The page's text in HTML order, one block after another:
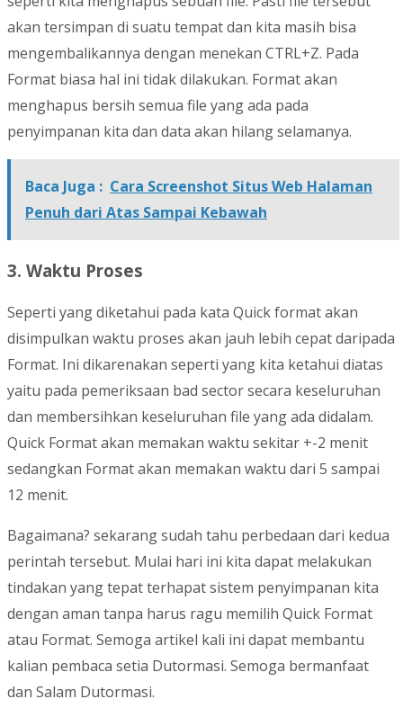
akan tersimpan di suatu tempat dan kita masih bisa
mengembalikannya dengan menekan CTRL+Z. Pada
Format biasa hal ini tidak dilakukan. Format akan
menghapus bersih semua file yang ada pada
penyimpanan kita dan data akan hilang selamanya.
Baca Juga : Cara Screenshot Situs Web Halaman
Penuh dari Atas Sampai Kebawah
3. Waktu Proses
Seperti yang diketahui pada kata Quick format akan
disimpulkan waktu proses akan jauh lebih cepat daripada
Format. Ini dikarenakan seperti yang kita ketahui diatas
yaitu pada pemeriksaan bad sector secara keseluruhan
dan membersihkan keseluruhan file yang ada didalam.
Quick Format akan memakan waktu sekitar +-2 menit
sedangkan Format akan memakan waktu dari 5 sampai
12 menit.
Bagaimana? sekarang sudah tahu perbedaan dari kedua
perintah tersebut. Mulai hari ini kita dapat melakukan
tindakan yang tepat terhapat sistem penyimpanan kita
dengan aman tanpa harus ragu memilih Quick Format
atau Format. Semoga artikel kali ini dapat membantu
kalian pembaca setia Dutormasi. Semoga bermanfaat
dan Salam Dutormasi.